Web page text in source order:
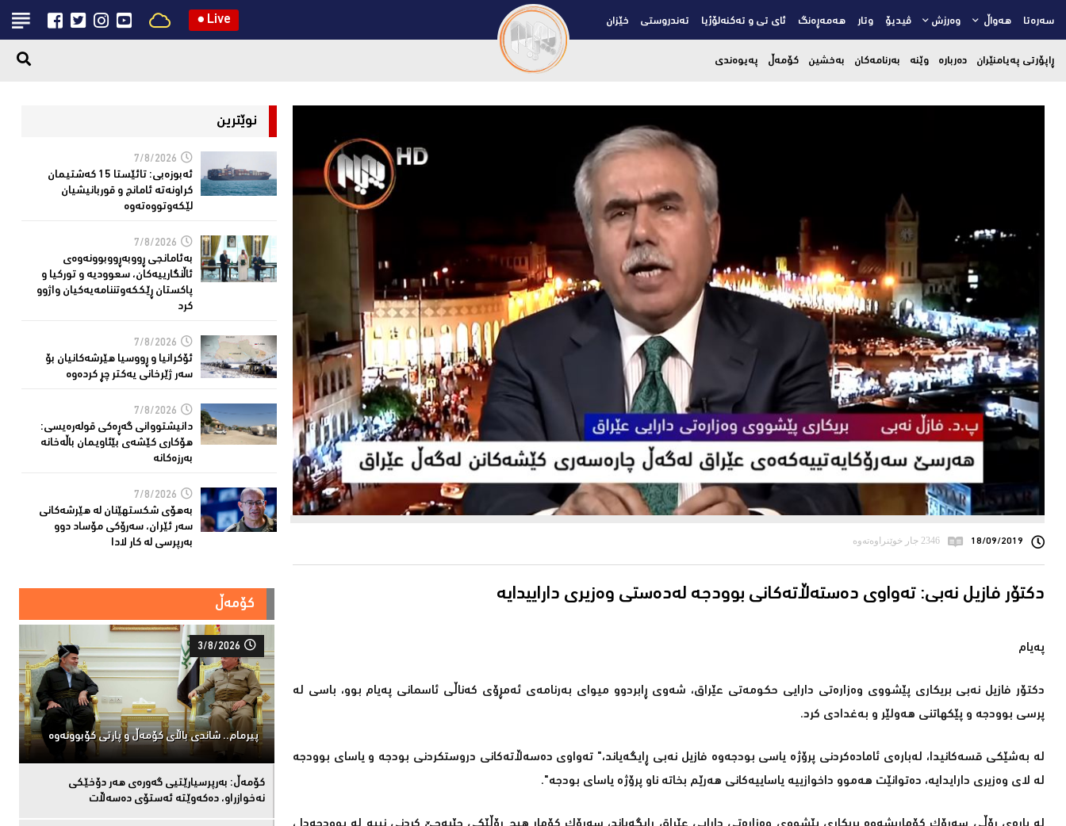
سەرەتا هەواڵ وەرزش ڤیدیۆ وتار هەمەڕەنگ ئای تی و تەکنەلۆژیا تەندروستی خێزان ● Live
ڕاپۆرتی پەیامنێران دەربارە وێنە بەرنامەکان بەخشین کۆمەڵ پەیوەندی
18/09/2019 2346 جار خوێنراوەتەوە
په‌یام
دكتۆر فازیل نه‌بی بریكاری پێشووی وه‌زاره‌تی دارایی حكومه‌تی عێراق، شه‌وی ڕابردوو میوای به‌رنامه‌ی ئه‌مڕۆی كه‌ناڵی ئاسمانی په‌یام بوو، باسی له‌
پرسی بوودجه‌ و پێكهاتنی هه‌ولێر و به‌غدادی كرد.
له‌ به‌شێكی قسه‌كانیدا، له‌باره‌ی ئاماده‌كردنی پرۆژه‌ یاسی بودجه‌وه‌ فازیل نه‌بی ڕایگه‌یاند،" ته‌واوی ده‌سه‌ڵاته‌كانی دروستكردنی بودجه‌ و یاسای بوودجه‌
له‌ لای وه‌زیری دارایدایه‌، ده‌توانێت هه‌موو داخوازییه یاساییه‌‌كانی هه‌رێم بخاته‌ ناو پرۆژه‌ یاسای بودجه‌".
نوێترین
7/8/2026
ئەبوزەبی: تائێستا 15 كەشتیمان
كراونەتە ئامانج و قوربانیشیان
لێكەوتووەتەوە
7/8/2026
بەئامانجی ڕووبەڕووبوونەوەی
ئاڵنگارییەكان، سعوودیە و توركیا و
پاكستان ڕێككەوتننامەیەکیان واژوو
كرد
7/8/2026
ئۆكرانیا و ڕووسیا هێرشەكانیان بۆ
سەر ژێرخانی یەكتر چڕ كردەوە
7/8/2026
دانیشتووانى گەڕەكی قولەرەیسی:
هۆکارى کێشەى بێئاویمان باڵەخانە
بەرزەكانە
7/8/2026
بەهۆى شکستهێنان لە هێرشەکانى
سەر ئێران، سەرۆكی مۆساد دوو
بەرپرسی لە كار لادا
کۆمەڵ
3/8/2026
پیرمام.. شاندی باڵای كۆمه‌ڵ و پارتی كۆبوونه‌وه‌
كۆمەڵ: بەرپرسیارێتیی گەورەی هەر دۆخێکی
نەخوازراو، دەكەوێتە ئەستۆی دەسەڵات